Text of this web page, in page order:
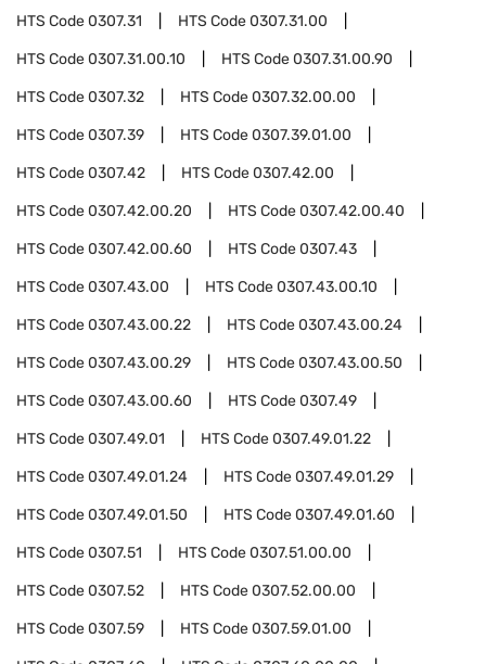
HTS Code0307.31 HTS Code0307.31.00
HTS Code0307.31.00.10 HTS Code0307.31.00.90
HTS Code0307.32 HTS Code0307.32.00.00
HTS Code0307.39 HTS Code0307.39.01.00
HTS Code0307.42 HTS Code0307.42.00
HTS Code0307.42.00.20 HTS Code0307.42.00.40
HTS Code0307.42.00.60 HTS Code0307.43
HTS Code0307.43.00 HTS Code0307.43.00.10
HTS Code0307.43.00.22 HTS Code0307.43.00.24
HTS Code0307.43.00.29 HTS Code0307.43.00.50
HTS Code0307.43.00.60 HTS Code0307.49
HTS Code0307.49.01 HTS Code0307.49.01.22
HTS Code0307.49.01.24 HTS Code0307.49.01.29
HTS Code0307.49.01.50 HTS Code0307.49.01.60
HTS Code0307.51 HTS Code0307.51.00.00
HTS Code0307.52 HTS Code0307.52.00.00
HTS Code0307.59 HTS Code0307.59.01.00